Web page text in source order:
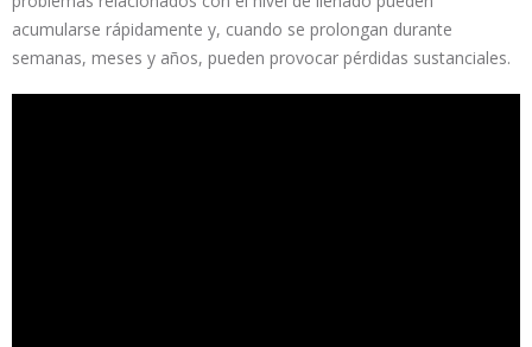
acumularse rápidamente y, cuando se prolongan durante
semanas, meses y años, pueden provocar pérdidas sustanciales.